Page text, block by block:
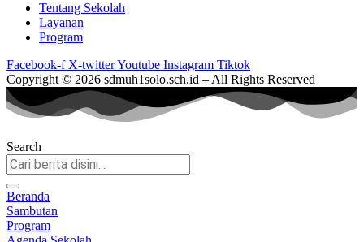
Tentang Sekolah
Layanan
Program
Facebook-f X-twitterYoutube Instagram Tiktok
Copyright © 2026 sdmuh1solo.sch.id – All Rights Reserved
Search
Beranda
Sambutan
Program